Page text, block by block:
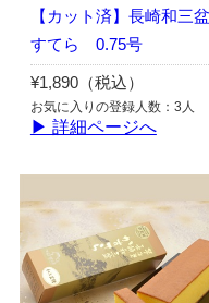
【カット済】長崎和三
すてら 0.75号
¥1,890（税込）
お気に入りの登録人数：3人
▶ 詳細ページへ